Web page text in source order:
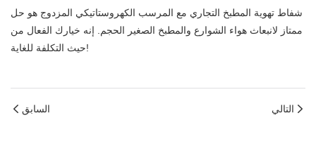
شفاط تهوية المطبخ التجاري مع المرسب الكهروستاتيكي المزدوج هو حل
ممتاز لانبعاث هواء الشوارع والمطبخ الصغير الحجم. إنه خيارك الفعال من
حيث التكلفة للغاية!
السابق التالي